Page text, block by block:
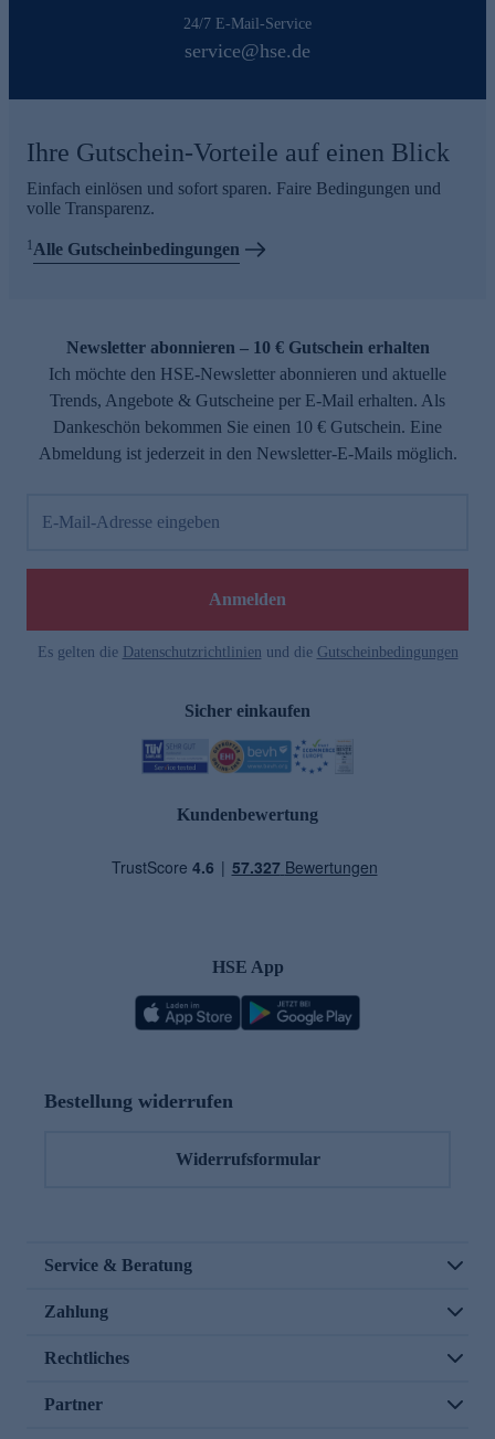
24/7 E-Mail-Service
service@hse.de
Ihre Gutschein-Vorteile auf einen Blick
Einfach einlösen und sofort sparen. Faire Bedingungen und
volle Transparenz.
1Alle Gutscheinbedingungen
Newsletter abonnieren – 10 € Gutschein erhalten
Ich möchte den HSE-Newsletter abonnieren und aktuelle
Trends, Angebote & Gutscheine per E-Mail erhalten. Als
Dankeschön bekommen Sie einen 10 € Gutschein. Eine
Abmeldung ist jederzeit in den Newsletter-E-Mails möglich.
E-Mail-Adresse eingeben
Anmelden
Es gelten die Datenschutzrichtlinien und die Gutscheinbedingungen
Sicher einkaufen
Kundenbewertung
HSE App
Bestellung widerrufen
Widerrufsformular
Service & Beratung
Zahlung
Rechtliches
Partner